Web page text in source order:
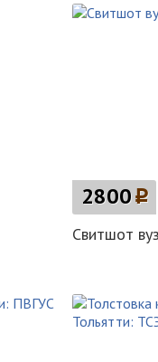
2800p
Свитшот